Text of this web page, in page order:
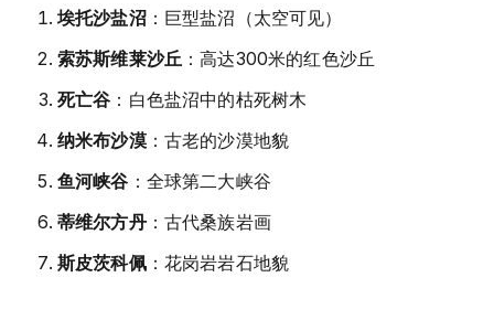
埃托沙盐沼：巨型盐沼（太空可见）
索苏斯维莱沙丘 ：高达300米的红色沙丘
死亡谷 ：白色盐沼中的枯死树木
纳米布沙漠：古老的沙漠地貌
鱼河峡谷 ：全球第二大峡谷
蒂维尔方丹：古代桑族岩画
斯皮茨科佩：花岗岩岩石地貌